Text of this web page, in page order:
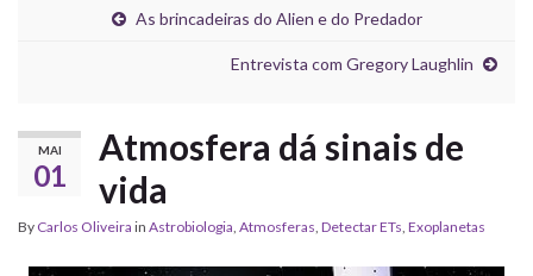
As brincadeiras do Alien e do Predador
Entrevista com Gregory Laughlin
MAI
01
Atmosfera dá sinais de
vida
By Carlos Oliveira in Astrobiologia, Atmosferas, Detectar ETs, Exoplanetas